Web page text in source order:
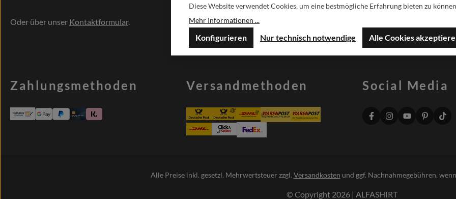
Oder über unser Kontaktformular.
Sonderwünsche
Zahlungsmethoden Versandmethoden Social Media
Alle Preise inkl. gesetzl. Mehrwertsteuer zzgl. Versandkosten und ggf. Nachnahmegebühren,
© Copyright 2026 | ALFASHIRT
Diese Website verwendet Cookies, um eine bestmögliche Erfahrung bieten zu
Mehr Informationen ...
Nur technisch notwendige
Konfigurieren Alle Cookies